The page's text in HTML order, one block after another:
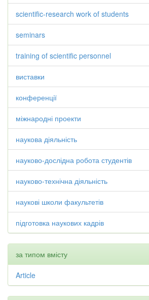
scientific-research work of students
seminars
training of scientific personnel
виставки
конференції
міжнародні проекти
наукова діяльність
науково-дослідна робота студентів
науково-технічна діяльність
наукові школи факультетів
підготовка наукових кадрів
за типом вмісту
Article